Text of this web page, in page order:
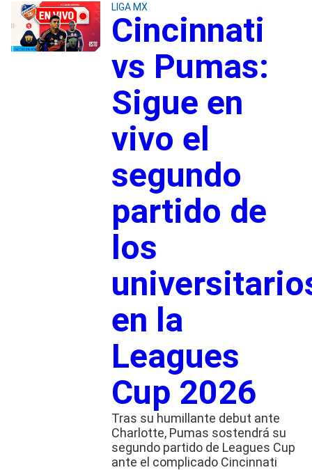
LIGA MX
Cincinnati
vs Pumas:
Sigue en
vivo el
segundo
partido de
los
en la
Leagues
Cup 2026
Tras su humillante debut ante
Charlotte, Pumas sostendrá su
segundo partido de Leagues Cup
ante el complicado Cincinnati